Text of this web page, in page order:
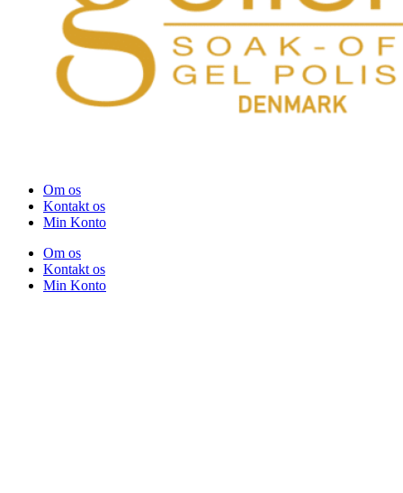
Om os
Kontakt os
Min Konto
Om os
Kontakt os
Min Konto